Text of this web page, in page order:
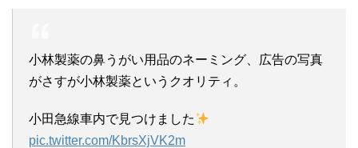
小林製薬の鼻うがい用品のネーミング、広告の写真
がさすが小林製薬というクオリティ。
小田急線車内で見つけました
pic.twitter.com/KbrsXjVK2m